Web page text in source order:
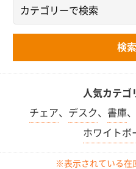
人気カテゴ
チェア、 デスク、 書庫、
ホワイトボ
※表示されている在